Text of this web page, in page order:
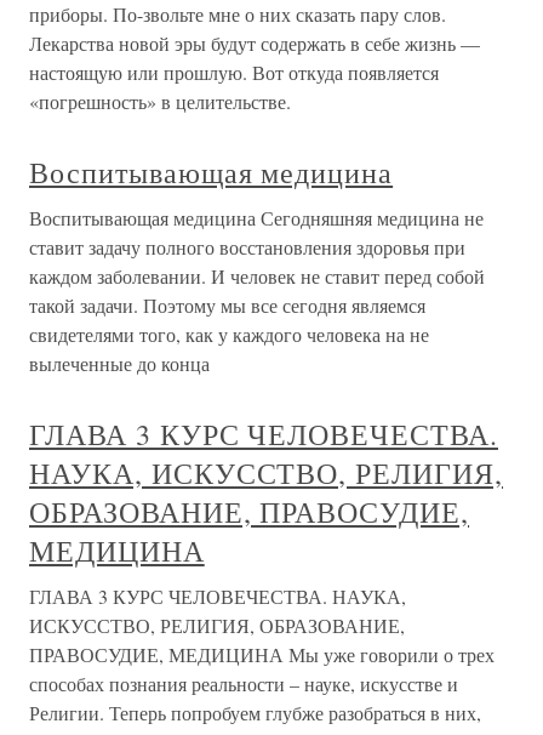
приборы. По-звольте мне о них сказать пару слов.
Лекарства новой эры будут содержать в себе жизнь —
настоящую или прошлую. Вот откуда появляется
«погрешность» в целительстве.
Воспитывающая медицина
Воспитывающая медицина Сегодняшняя медицина не
ставит задачу полного восстановления здоровья при
каждом заболевании. И человек не ставит перед собой
такой задачи. Поэтому мы все сегодня являемся
свидетелями того, как у каждого человека на не
вылеченные до конца
ГЛАВА 3 КУРС ЧЕЛОВЕЧЕСТВА.
НАУКА, ИСКУССТВО, РЕЛИГИЯ,
ОБРАЗОВАНИЕ, ПРАВОСУДИЕ,
МЕДИЦИНА
ГЛАВА 3 КУРС ЧЕЛОВЕЧЕСТВА. НАУКА,
ИСКУССТВО, РЕЛИГИЯ, ОБРАЗОВАНИЕ,
ПРАВОСУДИЕ, МЕДИЦИНА Мы уже говорили о трех
способах познания реальности – науке, искусстве и
Религии. Теперь попробуем глубже разобраться в них,